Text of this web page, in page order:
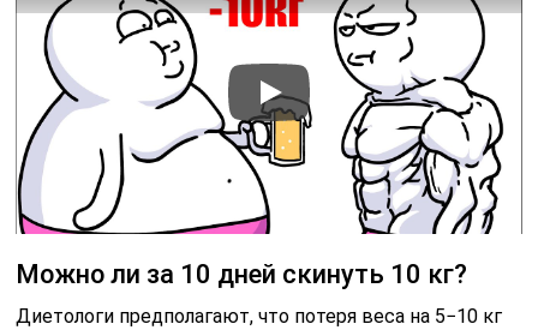
Можно ли за 10 дней скинуть 10 кг?
Диетологи предполагают, что потеря веса на 5−10 кг